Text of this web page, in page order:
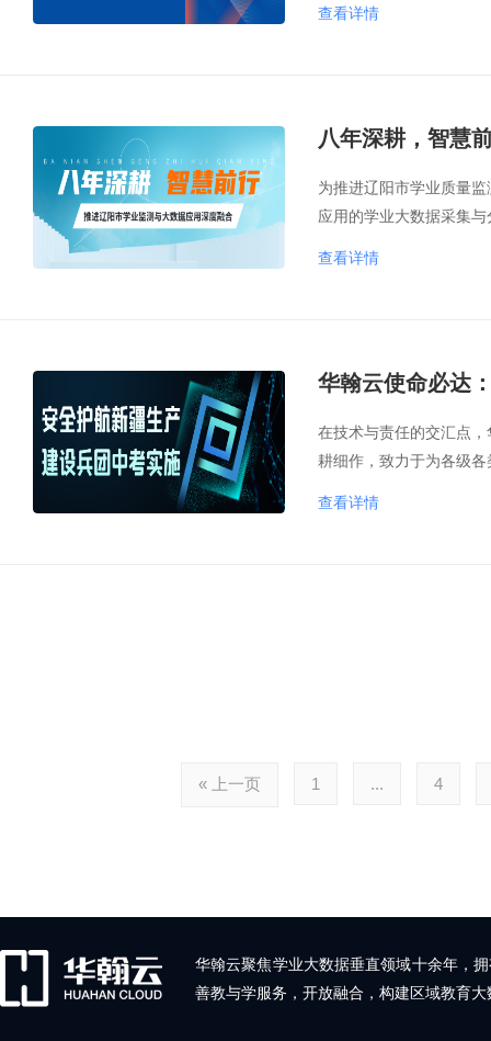
查看详情
八年深耕，智慧
为推进辽阳市学业质量
应用的学业大数据采集
查看详情
华翰云使命必达
在技术与责任的交汇点
耕细作，致力于为各级
查看详情
« 上一页 1 ... 4
华翰云聚焦学业大数据垂直领域十余年，
善教与学服务，开放融合，构建区域教育